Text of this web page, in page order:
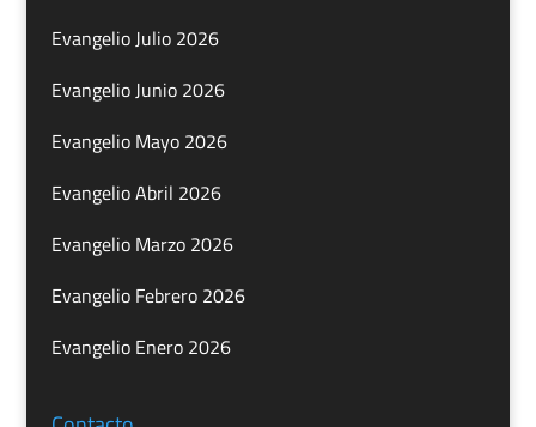
Evangelio Julio 2026
Evangelio Junio 2026
Evangelio Mayo 2026
Evangelio Abril 2026
Evangelio Marzo 2026
Evangelio Febrero 2026
Evangelio Enero 2026